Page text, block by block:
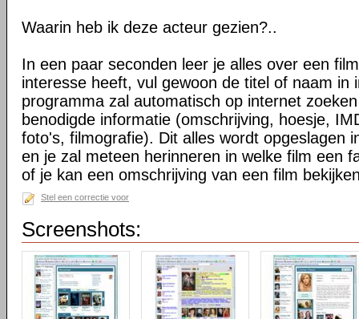
Waarin heb ik deze acteur gezien?..
In een paar seconden leer je alles over een
interesse heeft, vul gewoon de titel of naam in
programma zal automatisch op internet
benodigde informatie (omschrijving, hoesje,
foto's, filmografie). Dit alles wordt opgeslagen
en je zal meteen herinneren in welke film een
of je kan een omschrijving van een film
Stel een correctie voor
Screenshots: